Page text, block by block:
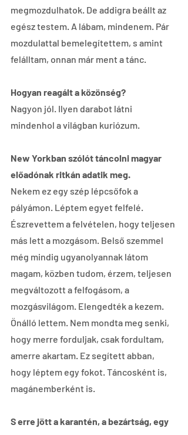
megmozdulhatok. De addigra beállt az
egész testem. A lábam, mindenem. Pár
mozdulattal bemelegítettem, s amint
felálltam, onnan már ment a tánc.
Hogyan reagált a közönség?
Nagyon jól. Ilyen darabot látni
mindenhol a világban kuriózum.
New Yorkban szólót táncolni magyar
előadónak ritkán adatik meg.
Nekem ez egy szép lépcsőfok a
pályámon. Léptem egyet felfelé.
Észrevettem a felvételen, hogy teljesen
más lett a mozgásom. Belső szemmel
még mindig ugyanolyannak látom
magam, közben tudom, érzem, teljesen
megváltozott a felfogásom, a
mozgásvilágom. Elengedték a kezem.
Önálló lettem. Nem mondta meg senki,
hogy merre forduljak, csak fordultam,
amerre akartam. Ez segített abban,
hogy léptem egy fokot. Táncosként is,
magánemberként is.
S erre jött a karantén, a bezártság, egy